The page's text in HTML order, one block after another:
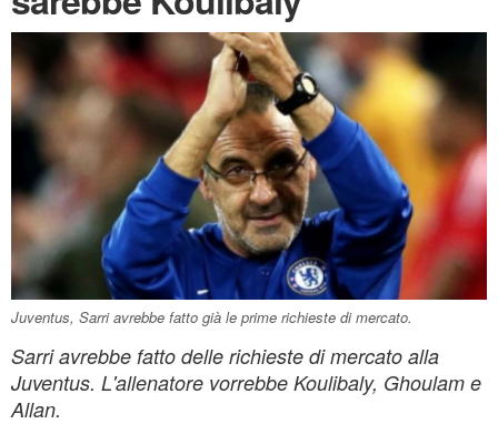
Juventus, Sarri avrebbe fatto già le prime richieste di mercato.
Sarri avrebbe fatto delle richieste di mercato alla
Juventus. L'allenatore vorrebbe Koulibaly, Ghoulam e
Allan.